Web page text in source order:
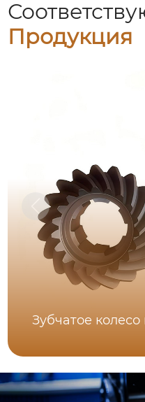
Продукция
Зубчатое